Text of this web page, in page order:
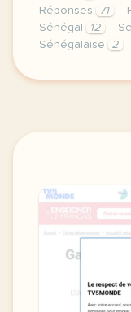
Réponses
71
Sénégal
12
Sénégalaise
2
continuer